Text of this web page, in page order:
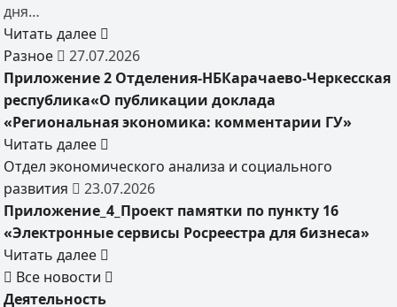
дня…
Читать далее
Разное
27.07.2026
Приложение 2 Отделения-НБКарачаево-Черкесская
республика«О публикации доклада
«Региональная экономика: комментарии ГУ»
Читать далее
Отдел экономического анализа и социального
развития
23.07.2026
Приложение_4_Проект памятки по пункту 16
«Электронные сервисы Росреестра для бизнеса»
Читать далее
Все новости
Деятельность